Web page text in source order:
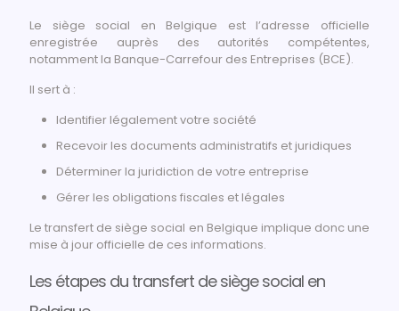
Le siège social en Belgique est l’adresse officielle
enregistrée auprès des autorités compétentes,
notamment la Banque-Carrefour des Entreprises (BCE).
Il sert à :
Identifier légalement votre société
Recevoir les documents administratifs et juridiques
Déterminer la juridiction de votre entreprise
Gérer les obligations fiscales et légales
Le transfert de siège social en Belgique implique donc une
mise à jour officielle de ces informations.
Les étapes du transfert de siège social en